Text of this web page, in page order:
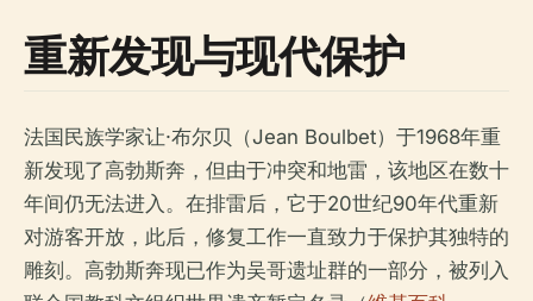
重新发现与现代保护
法国民族学家让·布尔贝（Jean Boulbet）于1968年重
新发现了高勃斯奔，但由于冲突和地雷，该地区在数十
年间仍无法进入。在排雷后，它于20世纪90年代重新
对游客开放，此后，修复工作一直致力于保护其独特的
雕刻。高勃斯奔现已作为吴哥遗址群的一部分，被列入